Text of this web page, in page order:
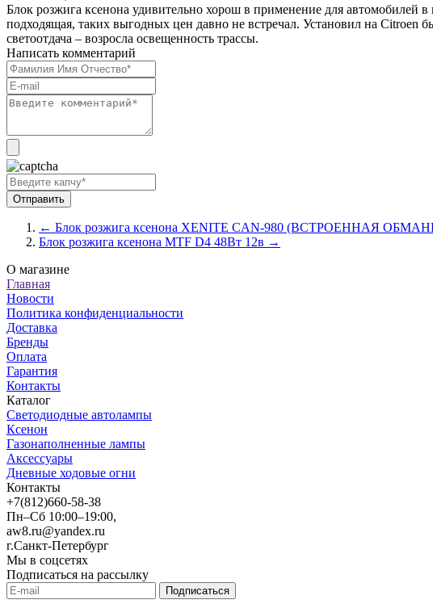
Блок розжига ксенона удивительно хорош в применение для автомобилей
подходящая, таких выгодных цен давно не встречал. Установил на
светоотдача – возросла освещенность трассы.
Написать комментарий
← Блок розжига ксенона XENITE CAN-980 (ВСТРОЕННАЯ
Блок розжига ксенона MTF D4 48Вт 12в →
О магазине
Главная
Новости
Политика конфиденциальности
Доставка
Бренды
Оплата
Гарантия
Контакты
Каталог
Светодиодные автолампы
Ксенон
Газонаполненные лампы
Аксессуары
Дневные ходовые огни
Контакты
+7(812)660-58-38
Пн–Сб 10:00–19:00,
aw8.ru@yandex.ru
г.Санкт-Петербург
Мы в соцсетях
Подписаться на рассылку